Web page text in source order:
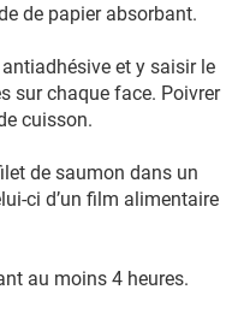
de papier absorbant.
et y saisir le
sur chaque face. Poivrer
cuisson.
de saumon dans un
ci d’un film alimentaire
au moins 4 heures.